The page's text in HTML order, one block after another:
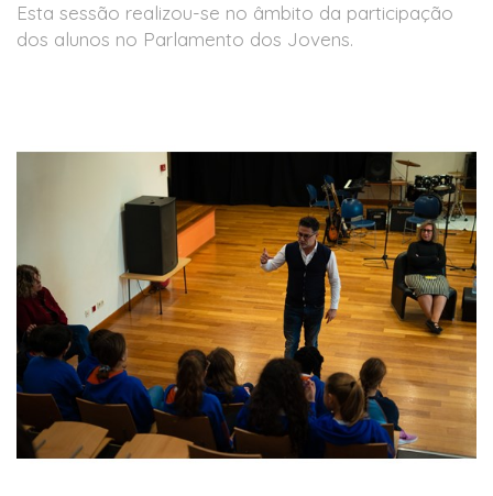
Esta sessão realizou-se no âmbito da participação
dos alunos no Parlamento dos Jovens.